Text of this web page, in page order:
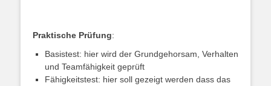
Praktische Prüfung:
Basistest: hier wird der Grundgehorsam, Verhalten
und Teamfähigkeit geprüft
Fähigkeitstest: hier soll gezeigt werden dass das